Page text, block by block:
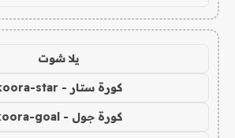
يلا شوت
كورة ستار - koora-star
كورة جول - koora-goal